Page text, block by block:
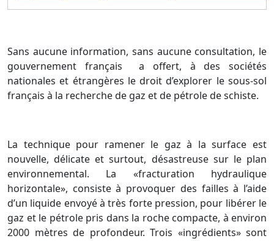
Sans aucune information, sans aucune consultation, le
gouvernement français a offert, à des sociétés
nationales et étrangères le droit d’explorer le sous-sol
français à la recherche de gaz et de pétrole de schiste.
La technique pour ramener le gaz à la surface est
nouvelle, délicate et surtout, désastreuse sur le plan
environnemental. La «fracturation hydraulique
horizontale», consiste à provoquer des failles à l’aide
d’un liquide envoyé à très forte pression, pour libérer le
gaz et le pétrole pris dans la roche compacte, à environ
2000 mètres de profondeur. Trois «ingrédients» sont